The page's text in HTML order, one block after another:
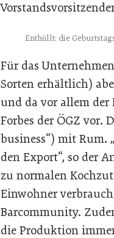
Enthüllt: die
Für das
Sorten erhältlich)
und da vor allem der
Forbes der ÖGZ vor.
business“) mit Rum.
den Export“, so der
zu normalen
Einwohner
Barcommunity.
die Produktion